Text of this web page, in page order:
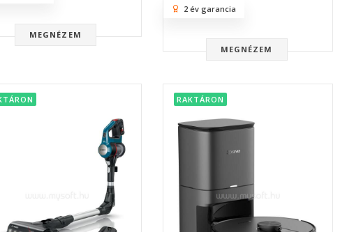
MEGNÉZEM
MEGNÉZEM
2 év garancia
RAKTÁRON